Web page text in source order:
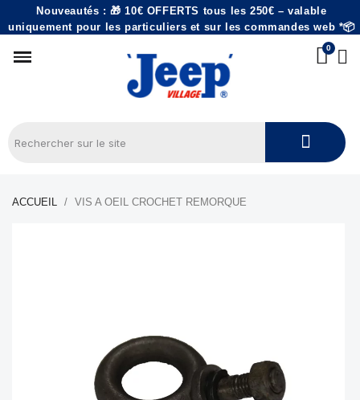
Nouveautés : 🎁 10€ OFFERTS tous les 250€ – valable
uniquement pour les particuliers et sur les commandes web *📦
ACCUEIL VIS A OEIL CROCHET REMORQUE